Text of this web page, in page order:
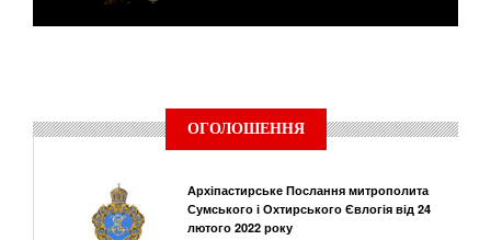
ОГОЛОШЕННЯ
Архіпастирське Послання митрополита
Сумського і Охтирського Євлогія від 24
лютого 2022 року